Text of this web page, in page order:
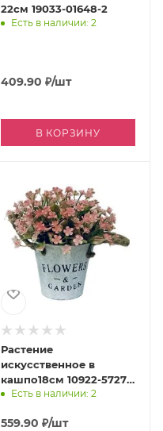
22см 19033-01648-2
Есть в наличии: 2
409.90 ₽/шт
В КОРЗИНУ
Растение
искусственное в
кашпо18см 10922-5727-1
Код271246
Есть в наличии: 2
559.90 ₽/шт